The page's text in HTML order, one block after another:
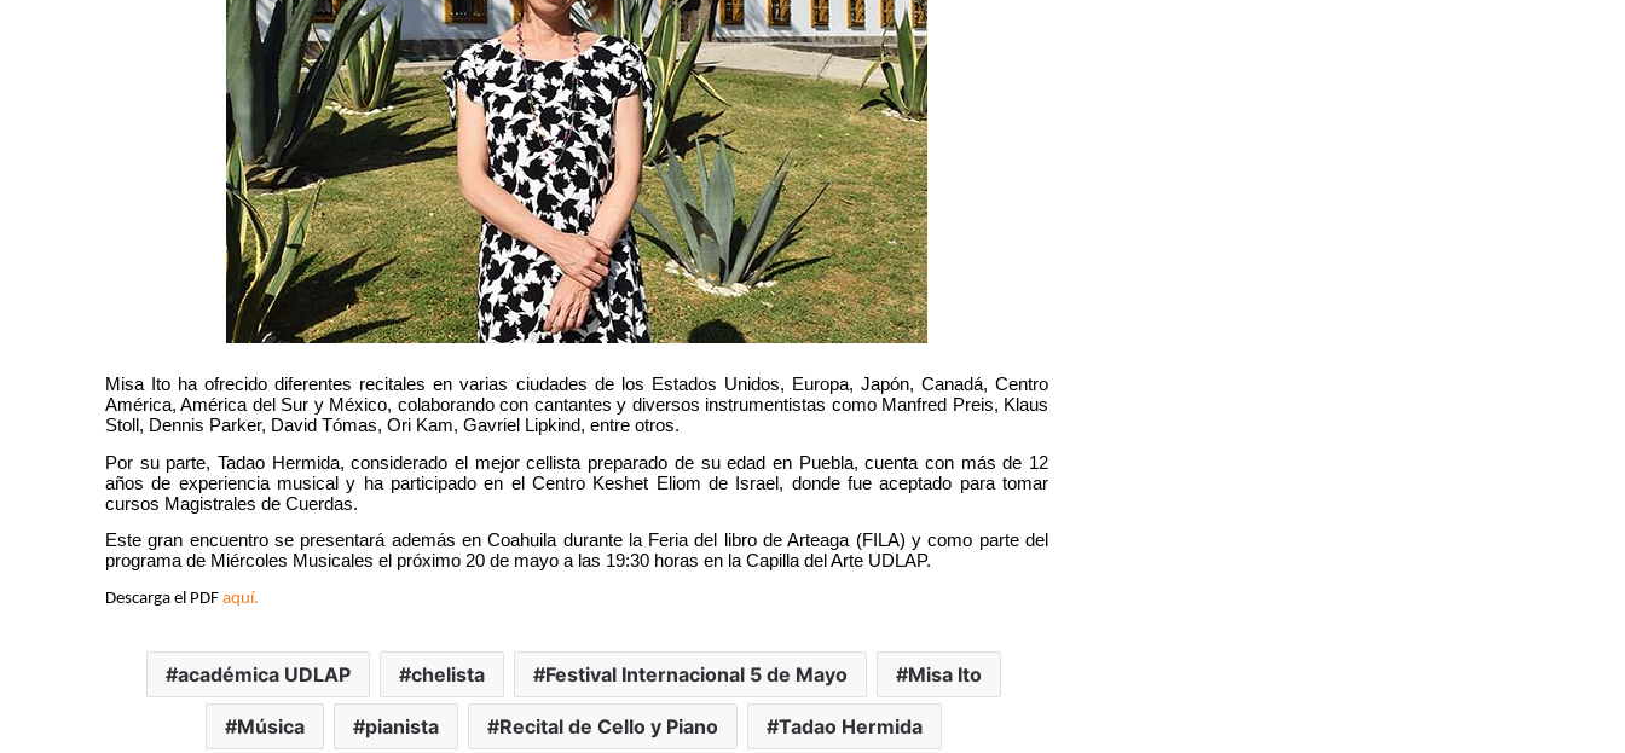
Misa Ito ha ofrecido diferentes recitales en varias ciudades de los Estados Unidos, Europa, Japón, Canadá, Centro
América, América del Sur y México, colaborando con cantantes y diversos instrumentistas como Manfred Preis, Klaus
Stoll, Dennis Parker, David Tómas, Ori Kam, Gavriel Lipkind, entre otros.
Por su parte, Tadao Hermida, considerado el mejor cellista preparado de su edad en Puebla, cuenta con más de 12
años de experiencia musical y ha participado en el Centro Keshet Eliom de Israel, donde fue aceptado para tomar
cursos Magistrales de Cuerdas.
Este gran encuentro se presentará además en Coahuila durante la Feria del libro de Arteaga (FILA) y como parte del
programa de Miércoles Musicales el próximo 20 de mayo a las 19:30 horas en la Capilla del Arte UDLAP.
Descarga el PDF aquí.
académica UDLAP chelista Festival Internacional 5 de Mayo Misa Ito
Música pianista Recital de Cello y Piano Tadao Hermida